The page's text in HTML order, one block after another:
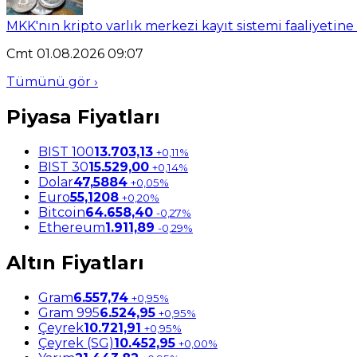
MKK'nın kripto varlık merkezi kayıt sistemi faaliyetine
Cmt 01.08.2026 09:07
Tümünü gör ›
Piyasa Fiyatları
BIST 10013.703,13 +0,11%
BIST 3015.529,00 +0,14%
Dolar47,5884 +0,05%
Euro55,1208 +0,20%
Bitcoin64.658,40 -0,27%
Ethereum1.911,89 -0,29%
Altın Fiyatları
Gram6.557,74 +0,95%
Gram 9956.524,95 +0,95%
Çeyrek10.721,91 +0,95%
Çeyrek (SG)10.452,95 +0,00%